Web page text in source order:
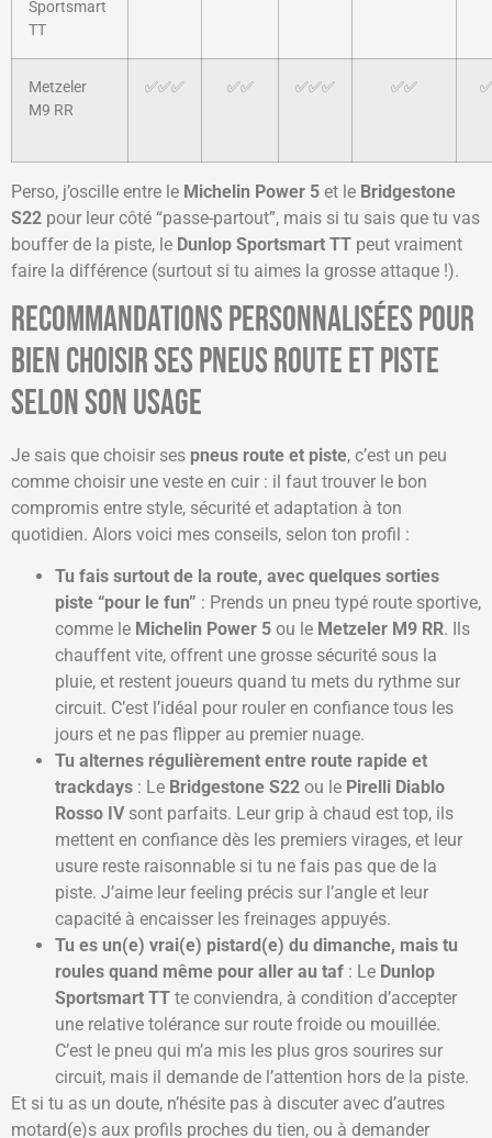
Sportsmart
TT
Metzeler
M9 RR
✅✅✅ ✅✅ ✅✅✅ ✅✅
Perso, j’oscille entre le Michelin Power 5 et le Bridgestone
S22 pour leur côté “passe-partout”, mais si tu sais que tu vas
bouffer de la piste, le Dunlop Sportsmart TT peut vraiment
faire la différence (surtout si tu aimes la grosse attaque !).
Recommandations personnalisées pour
bien choisir ses pneus route et piste
selon son usage
Je sais que choisir ses pneus route et piste, c’est un peu
comme choisir une veste en cuir : il faut trouver le bon
compromis entre style, sécurité et adaptation à ton
quotidien. Alors voici mes conseils, selon ton profil :
Tu fais surtout de la route, avec quelques sorties
piste “pour le fun” : Prends un pneu typé route sportive,
comme le Michelin Power 5 ou le Metzeler M9 RR. Ils
chauffent vite, offrent une grosse sécurité sous la
pluie, et restent joueurs quand tu mets du rythme sur
circuit. C’est l’idéal pour rouler en confiance tous les
jours et ne pas flipper au premier nuage.
Tu alternes régulièrement entre route rapide et
trackdays : Le Bridgestone S22 ou le Pirelli Diablo
Rosso IVsont parfaits. Leur grip à chaud est top, ils
mettent en confiance dès les premiers virages, et leur
usure reste raisonnable si tu ne fais pas que de la
piste. J’aime leur feeling précis sur l’angle et leur
capacité à encaisser les freinages appuyés.
Tu es un(e) vrai(e) pistard(e) du dimanche, mais tu
roules quand même pour aller au taf : Le Dunlop
Sportsmart TT te conviendra, à condition d’accepter
une relative tolérance sur route froide ou mouillée.
C’est le pneu qui m’a mis les plus gros sourires sur
circuit, mais il demande de l’attention hors de la piste.
Et si tu as un doute, n’hésite pas à discuter avec d’autres
motard(e)s aux profils proches du tien, ou à demander